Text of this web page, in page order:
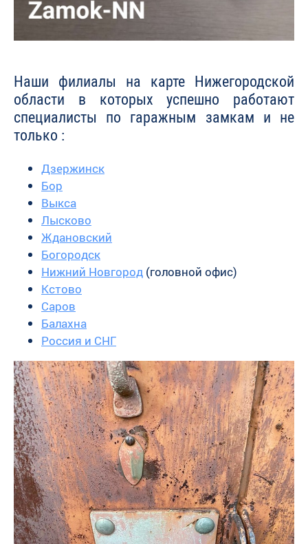
Наши филиалы на карте Нижегородской
области в которых успешно работают
специалисты по гаражным замкам и не
только :
Дзержинск
Бор
Выкса
Лысково
Ждановский
Богородск
Нижний Новгород (головной офис)
Кстово
Саров
Балахна
Россия и СНГ